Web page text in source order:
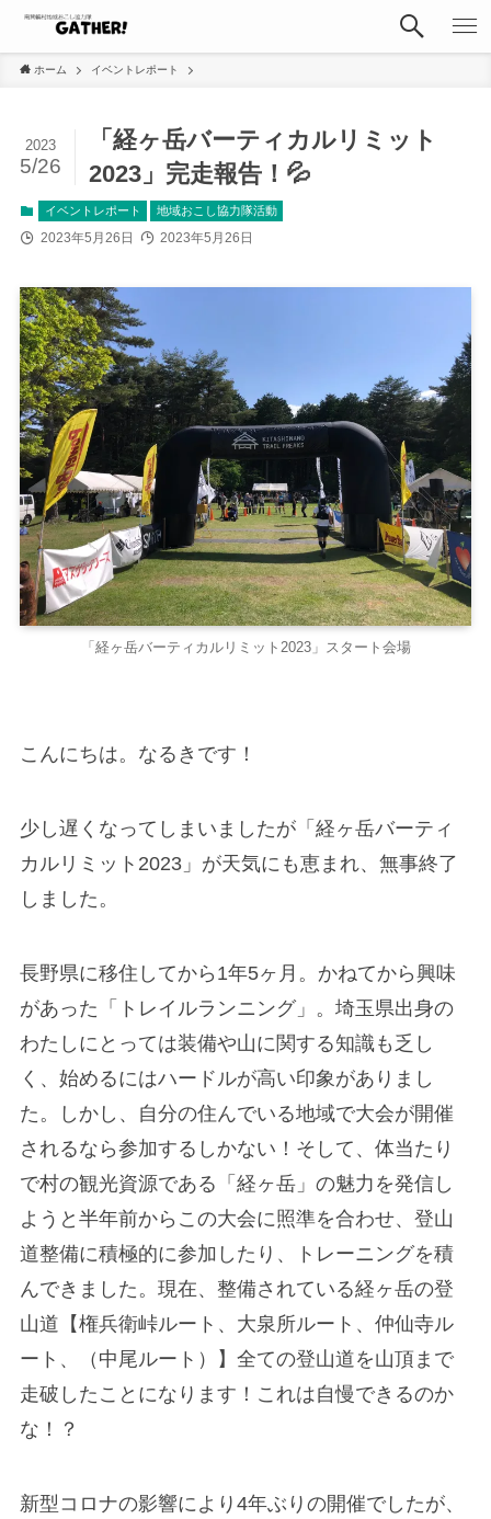
ホーム イベントレポート
「経ヶ岳バーティカルリミット
2023」完走報告！💦
2023
5/26
イベントレポート 地域おこし協力隊活動
2023年5月26日 2023年5月26日
「経ヶ岳バーティカルリミット2023」スタート会場
こんにちは。なるきです！
少し遅くなってしまいましたが「経ヶ岳バーティ
カルリミット2023」が天気にも恵まれ、無事終了
しました。
長野県に移住してから1年5ヶ月。かねてから興味
があった「トレイルランニング」。埼玉県出身の
わたしにとっては装備や山に関する知識も乏し
く、始めるにはハードルが高い印象がありまし
た。しかし、自分の住んでいる地域で大会が開催
されるなら参加するしかない！そして、体当たり
で村の観光資源である「経ヶ岳」の魅力を発信し
ようと半年前からこの大会に照準を合わせ、登山
道整備に積極的に参加したり、トレーニングを積
んできました。現在、整備されている経ヶ岳の登
山道【権兵衛峠ルート、大泉所ルート、仲仙寺ル
ート、（中尾ルート）】全ての登山道を山頂まで
走破したことになります！これは自慢できるのか
な！？
新型コロナの影響により4年ぶりの開催でしたが、